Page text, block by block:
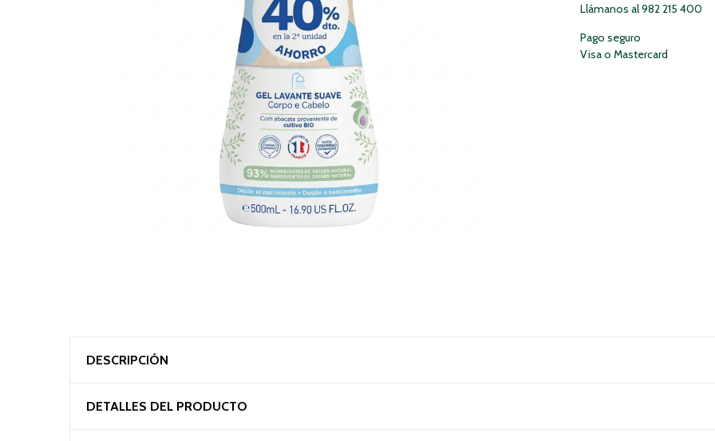
Llámanos al 982 215 400
Pago seguro
Visa o Mastercard
DESCRIPCIÓN
DETALLES DEL PRODUCTO